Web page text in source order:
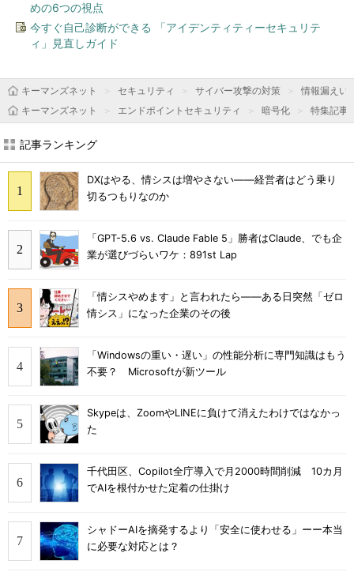
めの6つの視点
今すぐ自己診断ができる 「アイデンティティーセキュリテ
ィ」見直しガイド
キーマンズネット セキュリティ サイバー攻撃の対策
情報漏えい
キーマンズネット
エンドポイントセキュリティ 暗号化 特集記事
記事ランキング
DXはやる、情シスは増やさない――経営者はどう乗り
切るつもりなのか
「GPT-5.6 vs. Claude Fable 5」勝者はClaude、でも企
業が選びづらいワケ：891st Lap
「情シスやめます」と言われたら――ある日突然「ゼロ
情シス」になった企業のその後
「Windowsの重い・遅い」の性能分析に専門知識はもう
不要？ Microsoftが新ツール
Skypeは、ZoomやLINEに負けて消えたわけではなかっ
た
千代田区、Copilot全庁導入で月2000時間削減 10カ月
でAIを根付かせた定着の仕掛け
シャドーAIを摘発するより「安全に使わせる」ーー本当
に必要な対応とは？